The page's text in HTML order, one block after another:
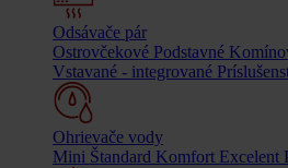
Odsávače pár
Ostrovčekové Podstavné
Vstavané - integrované
Ohrievače vody
Mini Štandard Komfort Excelent